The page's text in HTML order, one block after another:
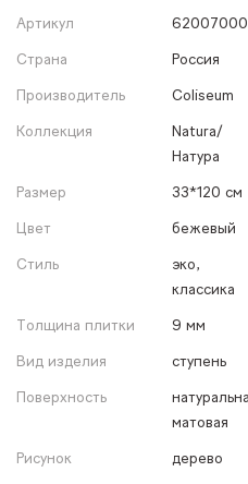
Артикул
Страна
Россия
Производитель
Coliseum
Коллекция
Natura/
Натура
Размер
33*120 см
Цвет
бежевый
Стиль
эко,
классика
Толщина плитки
9 мм
Вид изделия
ступень
Поверхность
матовая
Рисунок
дерево